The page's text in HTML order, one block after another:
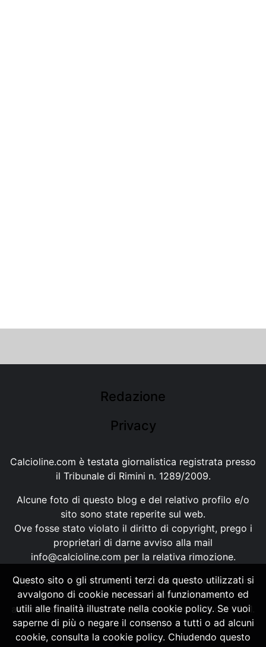
Redazione
Privacy
Calcioline.com è testata giornalistica registrata presso
il Tribunale di Rimini n. 1289/2009.
Alcune foto di questo blog e del relativo profilo e/o
sito sono state reperite sul web.
Ove fosse stato violato il diritto di copyright, prego i
proprietari di darne avviso alla mail
info@calcioline.com per la relativa rimozione.
Ogni testo e foto di proprietà di Calcioline.com non
possono essere copiati o riprodotti, senza
autorizzazione, ai sensi della normativa n.29 del 2001.
Questo sito o gli strumenti terzi da questo utilizzati si
avvalgono di cookie necessari al funzionamento ed
utili alle finalità illustrate nella cookie policy. Se vuoi
saperne di più o negare il consenso a tutti o ad alcuni
cookie, consulta la cookie policy. Chiudendo questo